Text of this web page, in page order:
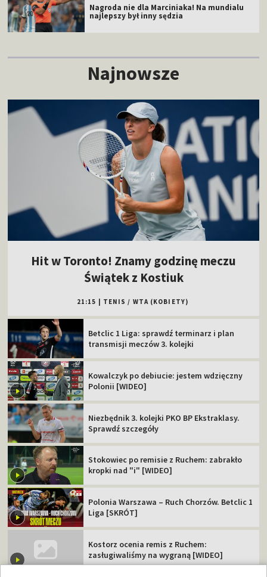
Nagroda nie dla Marciniaka! Na mundialu
najlepszy był inny sędzia
Najnowsze
Hit w Toronto! Znamy godzinę meczu
Świątek z Kostiuk
21:15 TENIS / WTA (KOBIETY)
Betclic 1 Liga: sprawdź terminarz i plan
transmisji meczów 3. kolejki
Kowalczyk po debiucie: jestem wdzięczny
Polonii [WIDEO]
Niezbędnik 3. kolejki PKO BP Ekstraklasy.
Sprawdź szczegóły
Stokowiec po remisie z Ruchem: zabrakło
kropki nad "i" [WIDEO]
Polonia Warszawa – Ruch Chorzów. Betclic 1
Liga [SKRÓT]
Kostorz ocenia remis z Ruchem:
zasługiwaliśmy na wygraną [WIDEO]